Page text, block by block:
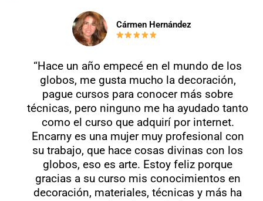
Cármen Hernández
“Hace un año empecé en el mundo de los
globos, me gusta mucho la decoración,
pague cursos para conocer más sobre
técnicas, pero ninguno me ha ayudado tanto
como el curso que adquirí por internet.
Encarny es una mujer muy profesional con
su trabajo, que hace cosas divinas con los
globos, eso es arte. Estoy feliz porque
gracias a su curso mis conocimientos en
decoración, materiales, técnicas y más ha